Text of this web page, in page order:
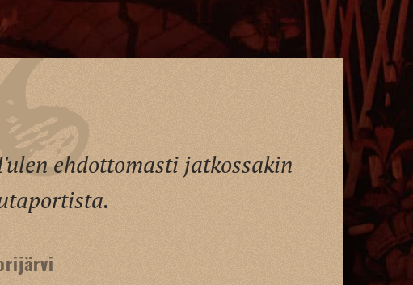
ehdottomasti jatkossakin